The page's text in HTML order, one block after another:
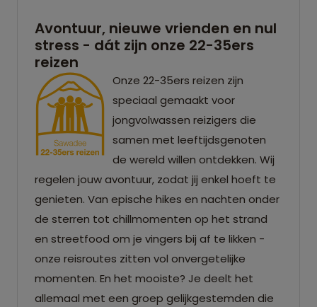
Avontuur, nieuwe vrienden en nul
stress - dát zijn onze 22-35ers
reizen
Onze 22-35ers reizen zijn
speciaal gemaakt voor
jongvolwassen reizigers die
samen met leeftijdsgenoten
de wereld willen ontdekken. Wij
regelen jouw avontuur, zodat jij enkel hoeft te
genieten. Van epische hikes en nachten onder
de sterren tot chillmomenten op het strand
en streetfood om je vingers bij af te likken -
onze reisroutes zitten vol onvergetelijke
momenten. En het mooiste? Je deelt het
allemaal met een groep gelijkgestemden die